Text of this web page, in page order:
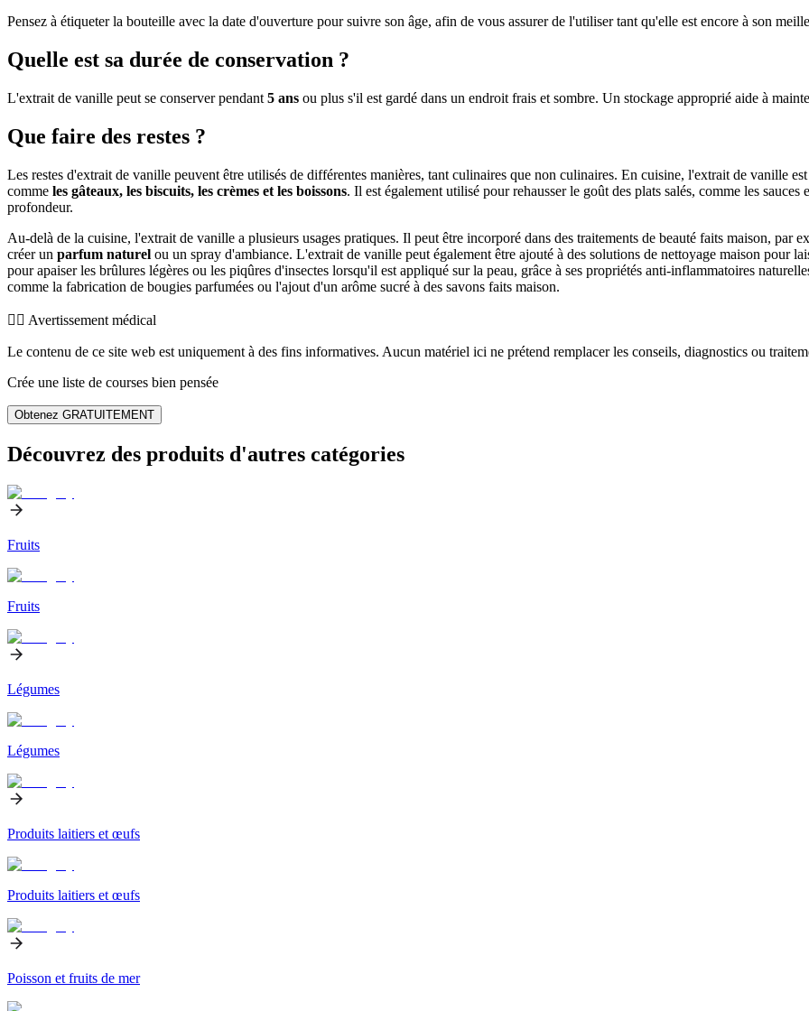
Pensez à étiqueter la bouteille avec la date d'ouverture pour suivre son âge, afin de vous assurer de l'utiliser tant qu'elle est encore à son
Quelle est sa durée de conservation ?
L'extrait de vanille peut se conserver pendant 5 ans ou plus s'il est gardé dans un endroit frais et sombre. Un stockage approprié aide à
Que faire des restes ?
Les restes d'extrait de vanille peuvent être utilisés de différentes manières, tant culinaires que non culinaires. En cuisine, l'extrait de vanille
comme les gâteaux, les biscuits, les crèmes et les boissons. Il est également utilisé pour rehausser le goût des plats salés, comme les
profondeur.
Au-delà de la cuisine, l'extrait de vanille a plusieurs usages pratiques. Il peut être incorporé dans des traitements de beauté faits maison, par
créer un parfum naturel ou un spray d'ambiance. L'extrait de vanille peut également être ajouté à des solutions de nettoyage maison pour
pour apaiser les brûlures légères ou les piqûres d'insectes lorsqu'il est appliqué sur la peau, grâce à ses propriétés anti-inflammatoires
comme la fabrication de bougies parfumées ou l'ajout d'un arôme sucré à des savons faits maison.
👨‍⚕️️ Avertissement médical
Le contenu de ce site web est uniquement à des fins informatives. Aucun matériel ici ne prétend remplacer les conseils, diagnostics ou
Crée une liste de courses bien pensée
Obtenez GRATUITEMENT
Découvrez des produits d'autres catégories
Fruits
Fruits
Légumes
Légumes
Produits laitiers et œufs
Produits laitiers et œufs
Poisson et fruits de mer